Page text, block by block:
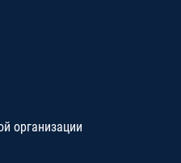
организации